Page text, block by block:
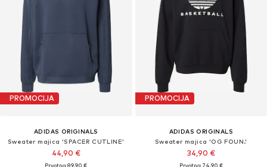
PROMOCIJA
ADIDAS ORIGINALS
Sweater majica 'SPACER CUTLINE'
44,90 €
Prvotno: 89,90 €
PROMOCIJA
ADIDAS ORIGINALS
Sweater majica 'OG FOUN.'
34,90 €
Prvotno: 74,90 €